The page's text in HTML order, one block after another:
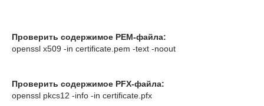
Проверить содержимое PEM-файла:
openssl x509 -in certificate.pem -text -noout
Проверить содержимое PFX-файла: